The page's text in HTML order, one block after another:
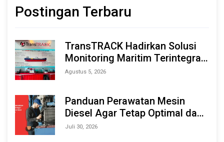
Postingan Terbaru
TransTRACK Hadirkan Solusi
Monitoring Maritim Terintegrasi
Berbasis AI & IoT di Indonesia
Agustus 5, 2026
Panduan Perawatan Mesin
Diesel Agar Tetap Optimal dan
Tahan Lama
Juli 30, 2026